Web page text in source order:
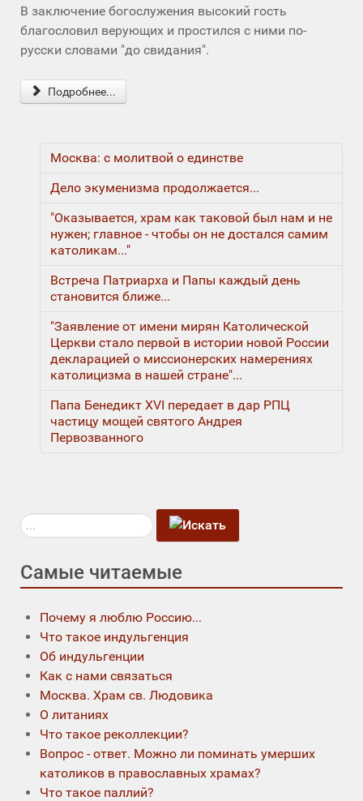
В заключение богослужения высокий гость
благословил верующих и простился с ними по-
русски словами "до свидания".
Подробнее...
Москва: с молитвой о единстве
Дело экуменизма продолжается...
"Оказывается, храм как таковой был нам и не
нужен; главное - чтобы он не достался самим
католикам..."
Встреча Патриарха и Папы каждый день
становится ближе...
"Заявление от имени мирян Католической
Церкви стало первой в истории новой России
декларацией о миссионерских намерениях
католицизма в нашей стране"...
Папа Бенедикт XVI передает в дар РПЦ
частицу мощей святого Андрея
Первозванного
Искать...
Самые читаемые
Почему я люблю Россию...
Что такое индульгенция
Об индульгенции
Как с нами связаться
Москва. Храм св. Людовика
О литаниях
Что такое реколлекции?
Вопрос - ответ. Можно ли поминать умерших
католиков в православных храмах?
Что такое паллий?